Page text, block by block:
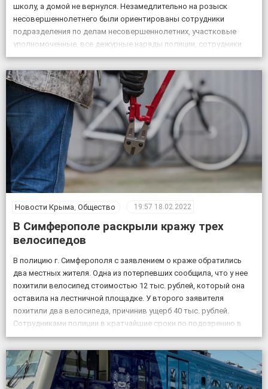
школу, а домой не вернулся. Незамедлительно на розыск
несовершеннолетнего были ориентированы сотрудники
подразделения по делам несовершеннолетних, участковые
уполномоченные, все дежурные наряды полиции, сотрудники
патрульной постовой службы, ГИБДД, уголовного розыска.
Также к поисковым мероприятиям привлекли кинолога […]
Новости Крыма Общество 19:57 18.02.2022
В Симферополе раскрыли кражу трех
велосипедов
В полицию г. Симферополя с заявлением о краже обратились
два местных жителя. Одна из потерпевших сообщила, что у нее
похитили велосипед стоимостью 12 тыс. рублей, который она
оставила на лестничной площадке. У второго заявителя
похитили два велосипеда, причинив ущерб 40 тыс. рублей.
Сотрудниками полиции в кратчайшие сроки по подозрению в
совершении данных преступлений задержаны двое […]